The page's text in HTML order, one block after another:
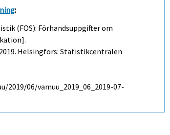
:
(FOS): Förhandsuppgifter om
2019. Helsingfors: Statistikcentralen
06/vamuu_2019_06_2019-07-